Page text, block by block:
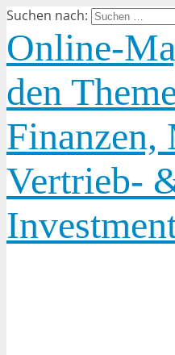
Suchen nach:
Online-
den
Finanzen,
Vertrieb-